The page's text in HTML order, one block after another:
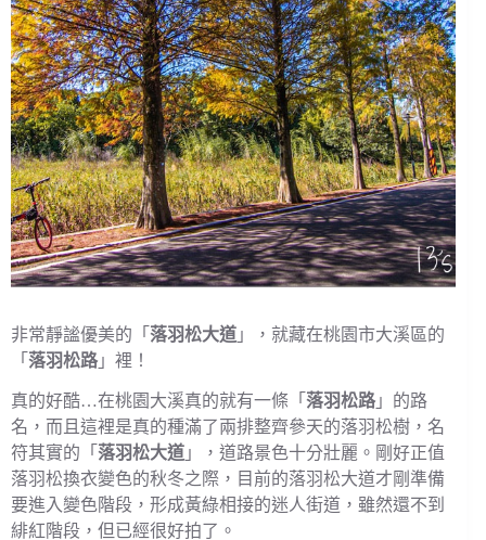
非常靜謐優美的「 落羽松大道 」，就藏在桃園市大溪區的
「 落羽松路 」裡！
真的好酷…在桃園大溪真的就有一條「 落羽松路 」的路
名，而且這裡是真的種滿了兩排整齊參天的落羽松樹，名
符其實的「 落羽松大道 」，道路景色十分壯麗。剛好正值
落羽松換衣變色的秋冬之際，目前的落羽松大道才剛準備
要進入變色階段，形成黃綠相接的迷人街道，雖然還不到
緋紅階段，但已經很好拍了。